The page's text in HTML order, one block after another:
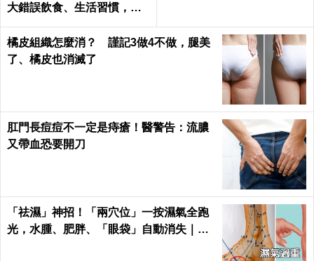
大錯誤飲食、生活習慣，害
道癌」！
橘皮組織怎麼消？ 謹記3做4不做，腿美
了、橘皮也消滅了
肛門長痘痘不一定是痔瘡！醫警告：流膿
又帶血恐要開刀
「祛濕」神招！「兩穴位」一按濕氣全跑
光，水腫、肥胖、「眼袋」自動消失｜每